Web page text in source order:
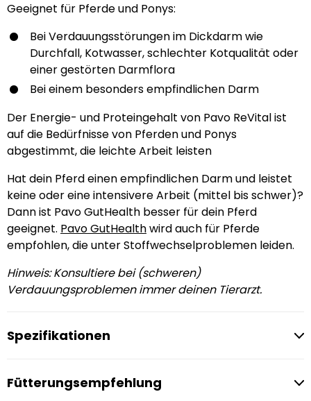
Geeignet für Pferde und Ponys:
Bei Verdauungsstörungen im Dickdarm wie
Durchfall, Kotwasser, schlechter Kotqualität oder
einer gestörten Darmflora
Bei einem besonders empfindlichen Darm
Der Energie- und Proteingehalt von Pavo ReVital ist
auf die Bedürfnisse von Pferden und Ponys
abgestimmt, die leichte Arbeit leisten
Hat dein Pferd einen empfindlichen Darm und leistet
keine oder eine intensivere Arbeit (mittel bis schwer)?
Dann ist Pavo GutHealth besser für dein Pferd
geeignet. Pavo GutHealthwird auch für Pferde
empfohlen, die unter Stoffwechselproblemen leiden.
Hinweis: Konsultiere bei (schweren)
Verdauungsproblemen immer deinen Tierarzt.
Spezifikationen
Fütterungsempfehlung